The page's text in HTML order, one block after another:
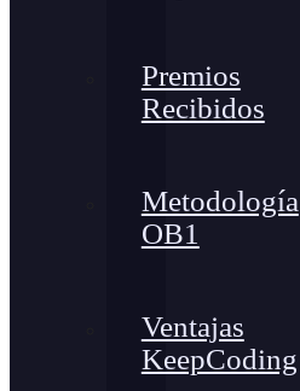
Premios
Recibidos
Metodología
OB1
Ventajas
KeepCoding